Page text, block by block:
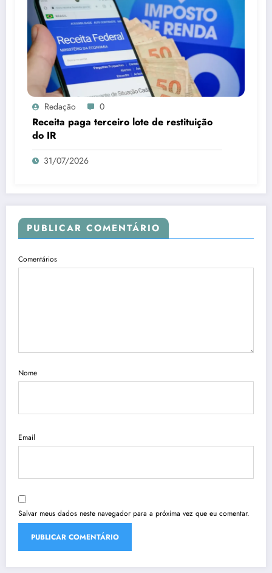
Redação 0
Receita paga terceiro lote de restituição
do IR
31/07/2026
PUBLICAR COMENTÁRIO
Comentários
Nome
Email
Salvar meus dados neste navegador para a próxima vez que eu comentar.